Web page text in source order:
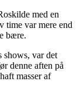
med en
time var mere end
bære.
shows, var det
denne aften på
masser af